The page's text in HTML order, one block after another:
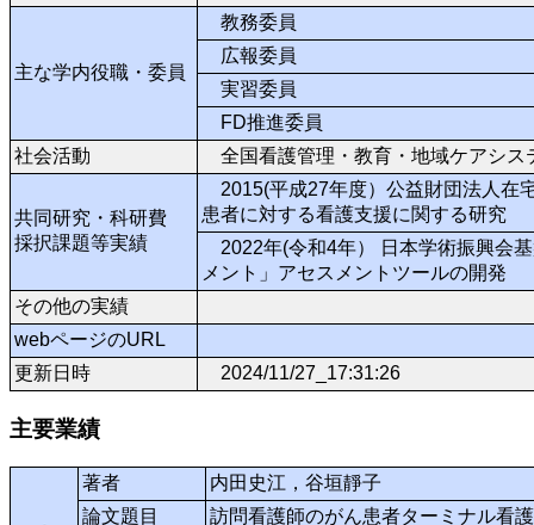
主な学内役職・委員
教務委員
広報委員
実習委員
FD推進委員
社会活動
全国看護管理・教育・地域ケアシ
共同研究・科研費
採択課題等実績
2015(平成27年度）公益財団法人在
患者に対する看護支援に関する研究
2022年(令和4年） 日本学術振興会
メント」アセスメントツールの開発
その他の実績
webページのURL
更新日時
2024/11/27_17:31:26
主要業績
著者
内田史江，谷垣靜子
論文題目
訪問看護師のがん患者ターミナル看